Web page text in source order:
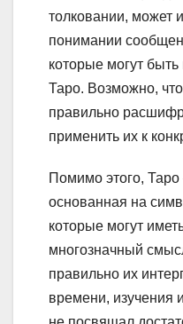
толковании, может
понимании
которые могут
Таро. Возможно, что
правильно
применить их к
Помимо этого,
основанная на
которые могут
многозначный
правильно их
времени, изучения